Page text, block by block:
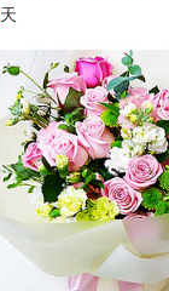
天